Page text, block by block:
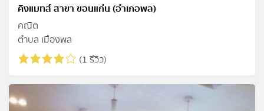
คิงแมทส์ สาขา ขอนแก่น (อำเภอพล)
คณิต
ตำบล เมืองพล
(1 รีวิว)